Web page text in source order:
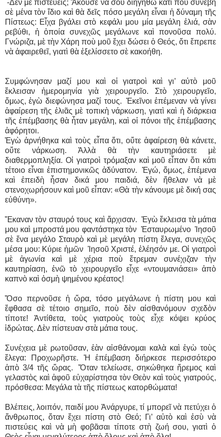
-Δὲν μὲ πιστεύεις; Ἄκουσε νὰ σοῦ διηγηθῶ κάτι ποὺ συνέβη
σὲ μένα τὸν ἴδιο καὶ θὰ δεῖς πόσο μεγάλη εἶναι ἡ δύναμη τῆς
Πίστεως: Εἶχα βγάλει στὸ κεφάλι μου μία μεγάλη ἐλιά, σὰν
ρεβύθι, ἡ ὁποία συνεχῶς μεγάλωνε καὶ πονοῦσα πολύ.
Γνώριζα, μὲ τὴν Χάρη ποὺ μοῦ ἔχει δώσει ὁ Θεός, ὅτι ἔπρεπε
νὰ ἀφαιρεθεῖ, γιατὶ θὰ ἐξελίσσετο σὲ κακοήθη.
Συμφώνησαν μαζί μου καὶ οἱ γιατροὶ καὶ γι’ αὐτὸ μοῦ
ἔκλεισαν ἡμερομηνία γιὰ χειρουργεῖο. Στὸ χειρουργεῖο,
ὅμως, ἐγὼ διεφώνησα μαζί τους. Ἐκεῖνοι ἐπέμεναν νὰ γίνει
ἀφαίρεση τῆς ἐλιᾶς μὲ τοπικὴ νάρκωση, γιατὶ καὶ ἡ διάρκεια
τῆς ἐπέμβασης θὰ ἦταν μεγάλη, καὶ οἱ πόνοι τῆς ἐπέμβασης
ἀφόρητοι.
Ἐγὼ ἀρνήθηκα καὶ τοὺς εἶπα ὅτι, οὔτε ἀφαίρεση θὰ κάνετε,
οὔτε νάρκωση. Ἀλλὰ θὰ τὴν καυτηριάσετε μὲ
διαθερμοπληξία. Οἱ γιατροὶ τρόμαξαν καὶ μοῦ εἶπαν ὅτι κάτι
τέτοιο εἶναι ἐπιστημονικῶς ἀδύνατον. Ἐγώ, ὅμως, ἐπέμενα
καὶ ἐπειδὴ ἦσαν δικά μου παιδιά, δὲν ἤθελαν νὰ μὲ
στενοχωρήσουν καὶ μοῦ εἶπαν: «Θὰ τὴν κάνουμε μὲ δική σας
εὐθύνη».
Ἔκαναν τὸν σταυρό τους καὶ ἄρχισαν. Ἐγὼ ἔκλεισα τὰ μάτια
μου καὶ μπροστά μου φαντάστηκα τὸν Ἐσταυρωμένο Ἰησοῦ
σὲ ἕνα μεγάλο Σταυρὸ καὶ μὲ μεγάλη πίστη ἔλεγα, συνεχῶς
μέσα μου: Κύριε ἡμῶν Ἰησοῦ Χριστέ, ἐλέησόν με. Οἱ γιατροὶ
μὲ ἀγωνία καὶ μὲ χέρια ποὺ ἔτρεμαν συνέχιζαν τὴν
καυτηρίαση, ἐνῶ τὸ χειρουργεῖο εἶχε «ντουμανιάσει» ἀπὸ
καπνὸ καὶ ὀσμὴ ψημένου κρέατος!
Ὅσο περνοῦσε ἡ ὥρα, τόσο μεγάλωνε ἡ πίστη μου καὶ
ἔφθασα σὲ τέτοιο σημεῖο, ποὺ δὲν αἰσθανόμουν σχεδὸν
τίποτε! Ἀντίθετα, τοὺς γιατροὺς τοὺς εἶχε κόψει κρύος
ἱδρώτας. Δὲν πίστευαν στὰ μάτια τους.
Συνέχεια μὲ ρωτοῦσαν, ἐὰν αἰσθάνομαι καλὰ καὶ ἐγὼ τοὺς
ἔλεγα: Προχωρῆστε. Ἡ ἐπέμβαση διήρκεσε περισσότερο
ἀπὸ 3/4 τῆς ὥρας. Ὅταν τελείωσε, σηκώθηκα ἤρεμος καὶ
γελαστὸς καὶ ἀφοῦ εὐχαρίστησα τὸν Θεὸν καὶ τοὺς γιατρούς,
πρόσθεσα: Μεγάλα τὰ τῆς πίστεως κατορθώματα!
Βλέπεις, λοιπόν, παιδί μου Ἀνάργυρε, τί μπορεῖ νὰ πετύχει ὁ
ἄνθρωπος, ὅταν ἔχει πίστη στὸ Θεό; Γι’ αὐτὸ καὶ ἐσὺ νὰ
πιστεύεις καὶ νὰ μὴ φοβᾶσαι τίποτε στὴ ζωή σου, γιατὶ ὁ